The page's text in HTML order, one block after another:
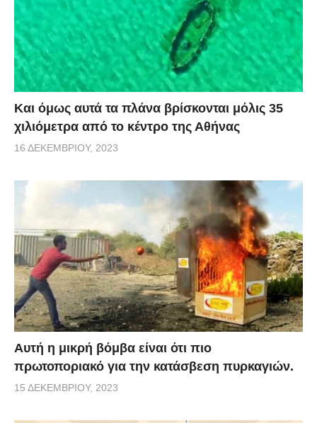
Και όμως αυτά τα πλάνα βρίσκονται μόλις 35
χιλιόμετρα από το κέντρο της Αθήνας
16 ΔΕΚΕΜΒΡΊΟΥ, 2023
Αυτή η μικρή βόμβα είναι ότι πιο
πρωτοποριακό για την κατάσβεση πυρκαγιών.
15 ΔΕΚΕΜΒΡΊΟΥ, 2023